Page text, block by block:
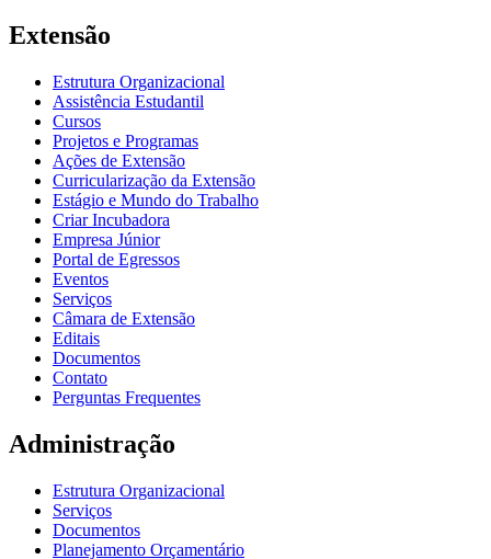
Extensão
Estrutura Organizacional
Assistência Estudantil
Cursos
Projetos e Programas
Ações de Extensão
Curricularização da Extensão
Estágio e Mundo do Trabalho
Criar Incubadora
Empresa Júnior
Portal de Egressos
Eventos
Serviços
Câmara de Extensão
Editais
Documentos
Contato
Perguntas Frequentes
Administração
Estrutura Organizacional
Serviços
Documentos
Planejamento Orçamentário